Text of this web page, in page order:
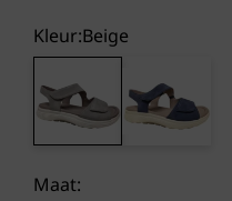
Kleur: beige
Maat: